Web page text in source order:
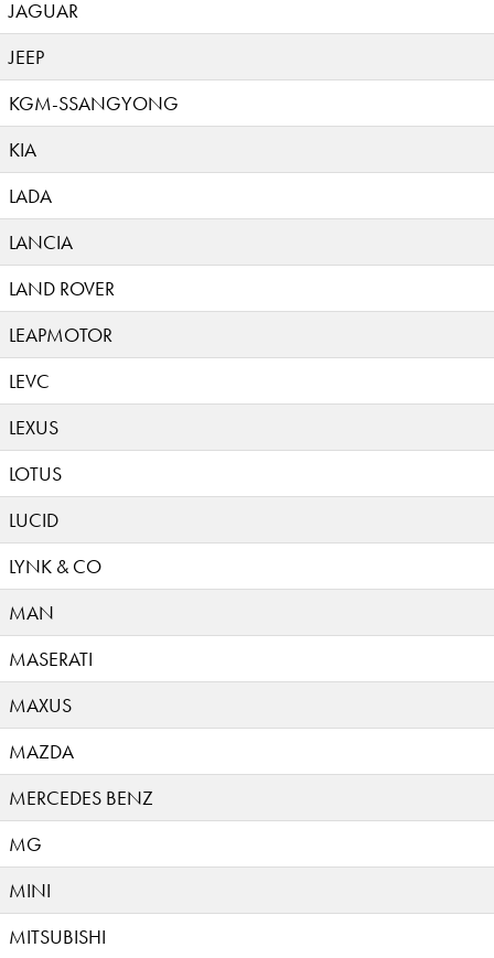
JAGUAR
JEEP
KGM-SSANGYONG
KIA
LADA
LANCIA
LAND ROVER
LEAPMOTOR
LEVC
LEXUS
LOTUS
LUCID
LYNK & CO
MAN
MASERATI
MAXUS
MAZDA
MERCEDES BENZ
MG
MINI
MITSUBISHI